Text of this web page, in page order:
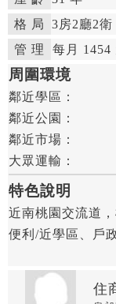
格 局
3房2廳2衛
管 理
每月 1454
周圍環境
鄰近學區：
鄰近公園：
鄰近市場：
大眾運輸：
特色說明
近南桃園交流道
便利/近學區、戶
住